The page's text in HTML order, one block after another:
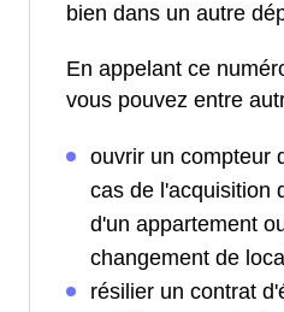
bien dans un autre
En appelant ce
vous pouvez entre
ouvrir un compteur
cas de l'acquisition
d'un appartement
changement de
résilier un contrat